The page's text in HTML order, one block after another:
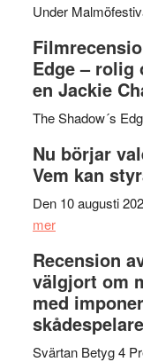
att
på
Under
Edge – rolig
en Jackie
The Shadow´s
Nu börjar
Vem kan
Den 10 augusti
merom
börjar
valet
synas
i
tv4
Recension
välgjort om
med
skådespelare
Svärtan Betyg 4